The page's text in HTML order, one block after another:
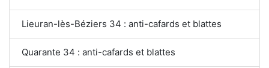
Lieuran-lès-Béziers 34 : anti-cafards et blattes
Quarante 34 : anti-cafards et blattes